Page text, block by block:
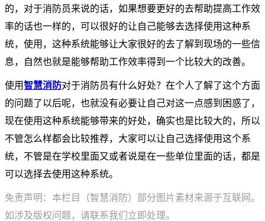
的，对于消防员来说的话，如果想要更好的去帮助提高工作效
率的话也一样的，可以很好的让自己能够去选择使用这种系
统，使用，这种系统能够让大家很好的去了解到现场的一些信
息，自然也就是能够帮助工作效率得到一个比较大的改善。
使用智慧消防对于消防员有什么好处？在个人了解了这个方面
的问题了以后呢，也就没有必要让自己对这一点感到困惑了，
现在使用这种系统能够带来的好处，确实也是比较大的，所以
不管怎么样都会比较推荐，大家可以让自己选择使用这个系
统，不管是在学校里面又或者说是在一些单位里面的话，都是
可以选择去使用这种系统。
免责声明：本栏目（智慧消防）部分图片素材来源于互联网。
如涉及版权问题，请联系我们立即处理。